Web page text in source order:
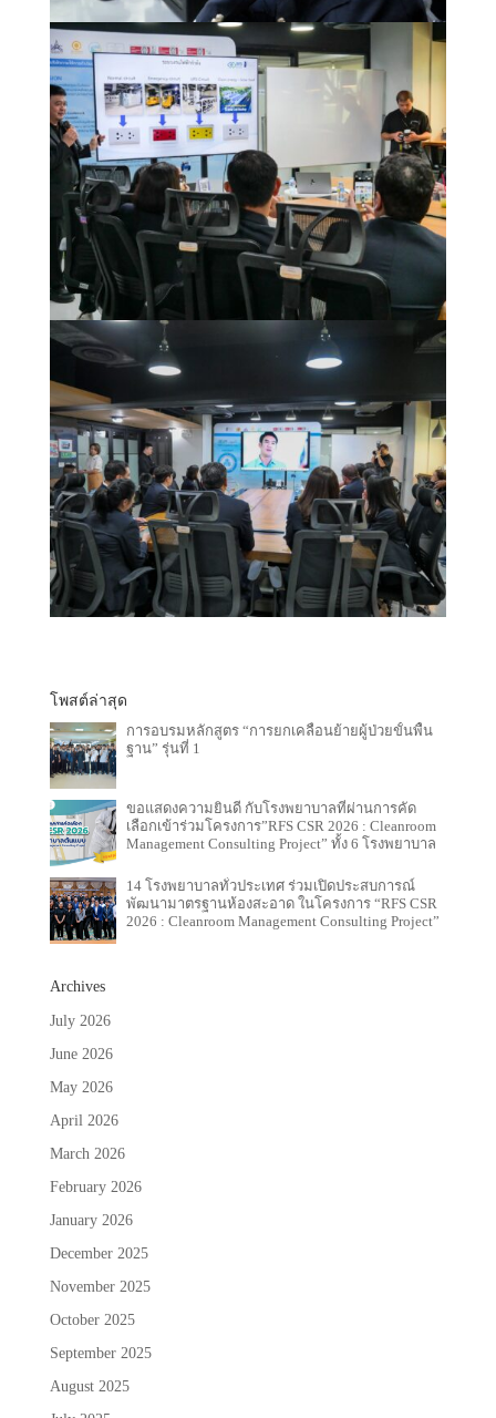
โพสต์ล่าสุด
การอบรมหลักสูตร “การยกเคลื่อนย้ายผู้ป่วยขั้นพื้น
ฐาน” รุ่นที่ 1
ขอแสดงความยินดี กับโรงพยาบาลที่ผ่านการคัด
เลือกเข้าร่วมโครงการ”RFS CSR 2026 : Cleanroom
Management Consulting Project” ทั้ง 6 โรงพยาบาล
14 โรงพยาบาลทั่วประเทศ ร่วมเปิดประสบการณ์
พัฒนามาตรฐานห้องสะอาด ในโครงการ “RFS CSR
2026 : Cleanroom Management Consulting Project”
Archives
July 2026
June 2026
May 2026
April 2026
March 2026
February 2026
January 2026
December 2025
November 2025
October 2025
September 2025
August 2025